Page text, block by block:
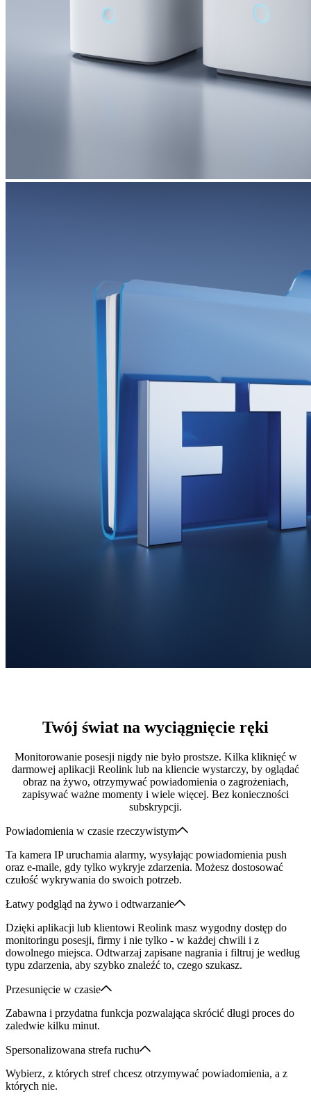
Twój świat na wyciągnięcie ręki
Monitorowanie posesji nigdy nie było prostsze. Kilka kliknięć w
darmowej aplikacji Reolink lub na kliencie wystarczy, by oglądać
obraz na żywo, otrzymywać powiadomienia o zagrożeniach,
zapisywać ważne momenty i wiele więcej. Bez konieczności
subskrypcji.
Powiadomienia w czasie rzeczywistym
Ta kamera IP uruchamia alarmy, wysyłając powiadomienia push
oraz e-maile, gdy tylko wykryje zdarzenia. Możesz dostosować
czułość wykrywania do swoich potrzeb.
Łatwy podgląd na żywo i odtwarzanie
Dzięki aplikacji lub klientowi Reolink masz wygodny dostęp do
monitoringu posesji, firmy i nie tylko - w każdej chwili i z
dowolnego miejsca. Odtwarzaj zapisane nagrania i filtruj je według
typu zdarzenia, aby szybko znaleźć to, czego szukasz.
Przesunięcie w czasie
Zabawna i przydatna funkcja pozwalająca skrócić długi proces do
zaledwie kilku minut.
Spersonalizowana strefa ruchu
Wybierz, z których stref chcesz otrzymywać powiadomienia, a z
których nie.